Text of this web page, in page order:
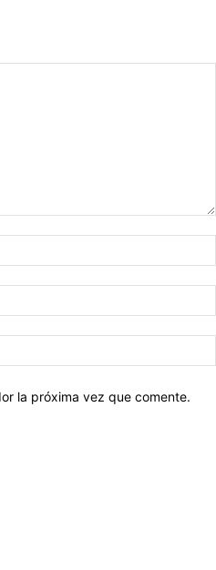
la próxima vez que comente.